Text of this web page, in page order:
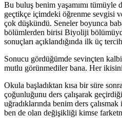
Bu buluş benim yaşamımı tümüyle
geçtikçe içimdeki öğrenme sevgisi
çok düşkündü. Seneler boyunca
bölümlerden birisi Biyoliji
sonuçları açıklandığında ilk üç
Sonucu gördüğümde sevinçten
mutlu görünmediler bana. Her
Okula başladıktan kısa bir süre
çoğunluğunu ders çalışarak
uğradıklarında benim ders
ben de olan değişikliği kimse